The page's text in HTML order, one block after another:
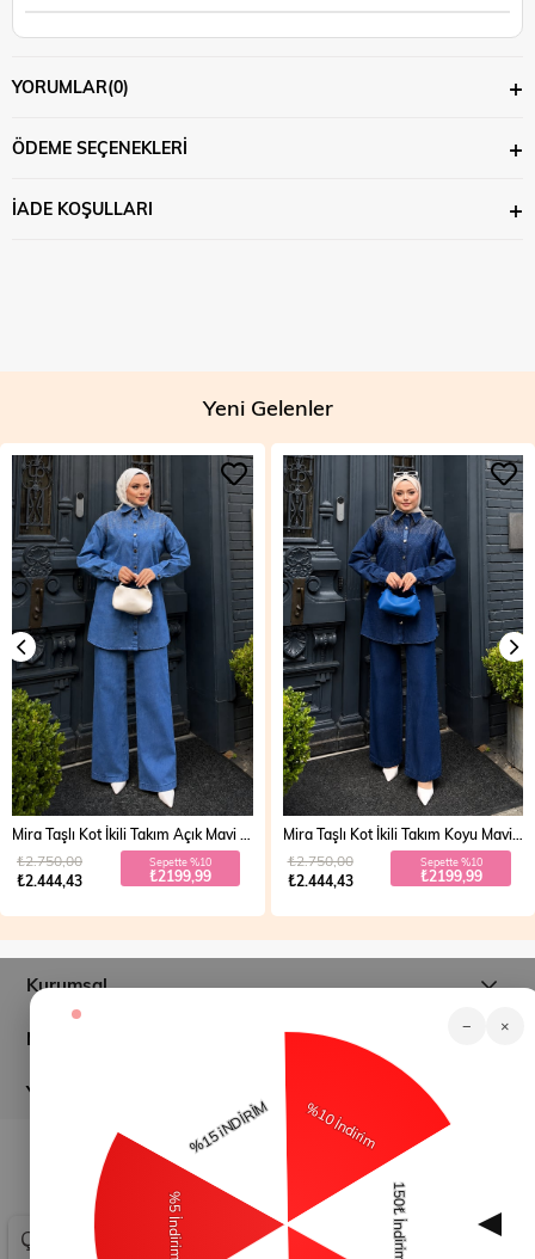
YORUMLAR(0)
ÖDEME SEÇENEKLERI
İADE KOŞULLARI
Yeni Gelenler
₺2.444,43
₺2.750,00 Sepette %10
₺2199,99
Mira Taşlı Kot İkili Takım Koyu Mavi 19286
₺2.444,43
₺2.750,00 Sepette %10
₺2199,99
Kurumsal
Müşteri İlişkileri
Yardım
modamihram.com - Tüm Hakları Saklıdır.
Çerez Kullanımı
− ×